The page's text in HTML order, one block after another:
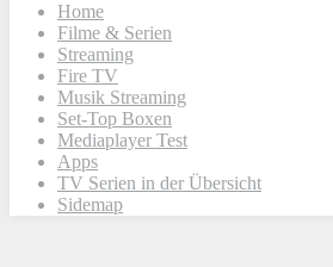
Home
Filme & Serien
Streaming
Fire TV
Musik Streaming
Set-Top Boxen
Mediaplayer Test
Apps
TV Serien in der Übersicht
Sidemap